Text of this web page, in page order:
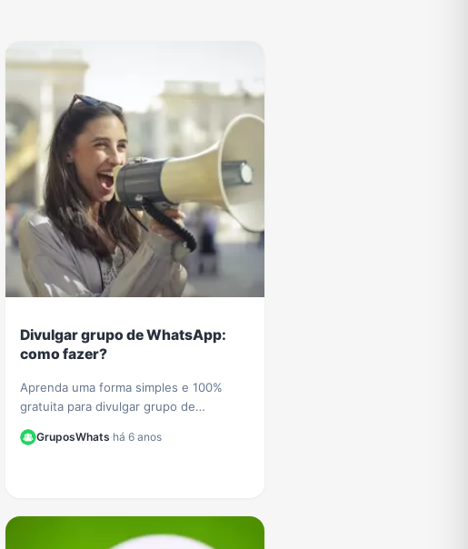
Divulgar grupo de WhatsApp:
como fazer?
Aprenda uma forma simples e 100%
gratuita para divulgar grupo de
membros e participantes no seu grupo
GruposWhats·há 6 anos